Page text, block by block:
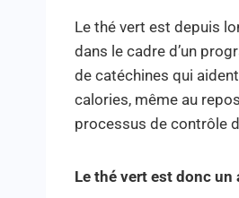
Le thé vert est depuis
dans le cadre d’un
de catéchines qui
calories, même au
processus de contrôle
Le thé vert est donc